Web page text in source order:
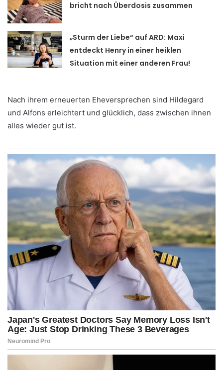
bricht nach Überdosis zusammen
„Sturm der Liebe“ auf ARD: Maxi
entdeckt Henry in einer heiklen
Situation mit einer anderen Frau!
Nach ihrem erneuerten Eheversprechen sind Hildegard
und Alfons erleichtert und glücklich, dass zwischen ihnen
alles wieder gut ist.